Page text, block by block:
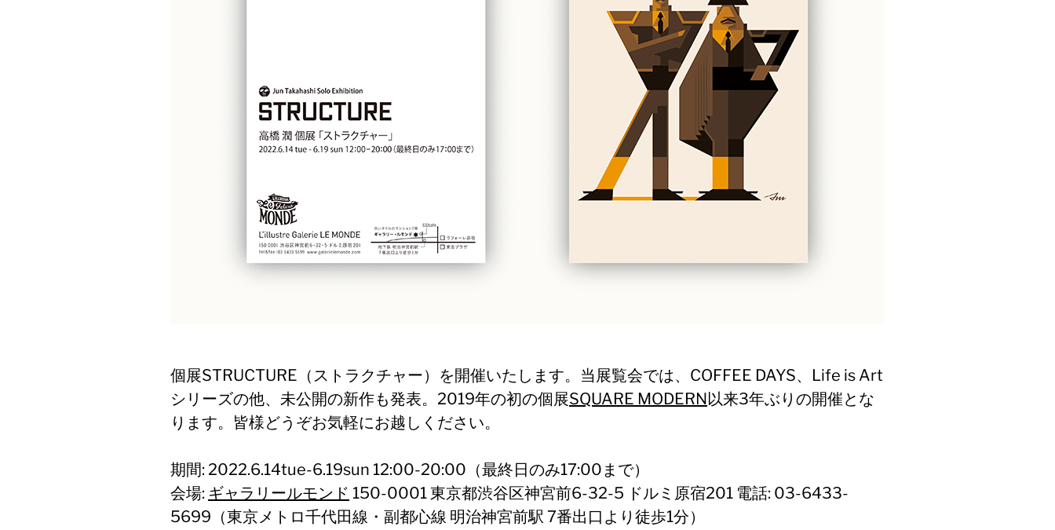
個展STRUCTURE（ストラクチャー）を開催いたします。当展覧会では、COFFEE DAYS、Life is Art
シリーズの他、未公開の新作も発表。2019年の初の個展SQUARE MODERN以来3年ぶりの開催とな
ります。皆様どうぞお気軽にお越しください。
期間: 2022.6.14tue-6.19sun 12:00-20:00（最終日のみ17:00まで）
会場: ギャラリールモンド 150-0001 東京都渋谷区神宮前6-32-5 ドルミ原宿201 電話: 03-6433-
5699（東京メトロ千代田線・副都心線 明治神宮前駅 7番出口より徒歩1分）